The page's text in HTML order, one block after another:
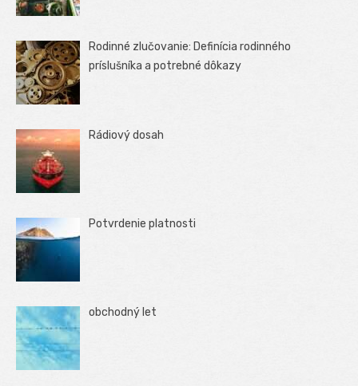
Rodinné zlučovanie: Definícia rodinného
príslušníka a potrebné dôkazy
Rádiový dosah
Potvrdenie platnosti
obchodný let